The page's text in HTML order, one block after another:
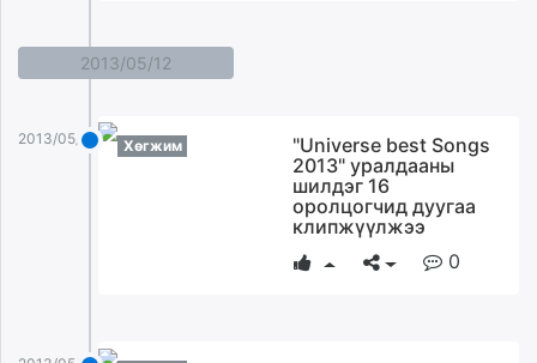
2013/05/12
2013/05/12 Хөгжим
"Universe best Songs
2013" уралдааны
шилдэг 16
оролцогчид дуугаа
клипжүүлжээ
0